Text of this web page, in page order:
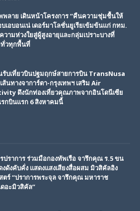
พลาย เดินหน้าโครงการ “คืนความชุ่มชื้นให้
เอบอนเน่ เดอร์มาโลชั่นยูเรียเข้มข้นแก่ กทม.
วามห่วงใยสู่ผู้สูงอายุและกลุ่มเปราะบางที่
วทุกพื้นที่
บเที่ยวบินปฐมฤกษ์สายการบิน TransNusa
นทางจาการ์ตา-กรุงเทพฯ เสริม Air
ดึงนักท่องเที่ยวคุณภาพจากอินโดนีเซีย
รกบินแรก 6 สิงหาคมนี้
ปราการ ร่วมมือกองทัพเรือ จารึกคุณ ร.5 ขน
ดังคับคั่ง แสดงแสงเสียงสื่อผสม มิวสิคัลอิง
ตร์ “ปราการพระจุล จารึกคุณ มหาราช
อะมิวสิคัล”